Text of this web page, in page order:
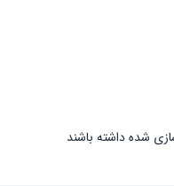
شده داشته باشند